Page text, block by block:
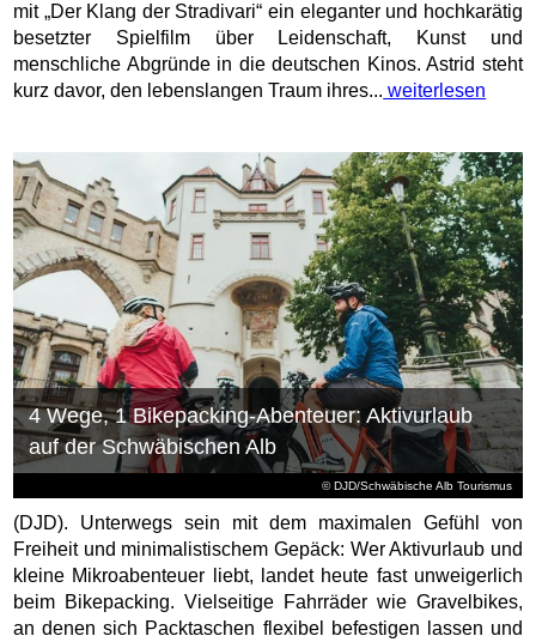
mit „Der Klang der Stradivari“ ein eleganter und hochkarätig
besetzter Spielfilm über Leidenschaft, Kunst und
menschliche Abgründe in die deutschen Kinos. Astrid steht
kurz davor, den lebenslangen Traum ihres... weiterlesen
© DJD/Schwäbische Alb Tourismus
4 Wege, 1 Bikepacking-Abenteuer: Aktivurlaub
auf der Schwäbischen Alb
(DJD). Unterwegs sein mit dem maximalen Gefühl von
Freiheit und minimalistischem Gepäck: Wer Aktivurlaub und
kleine Mikroabenteuer liebt, landet heute fast unweigerlich
beim Bikepacking. Vielseitige Fahrräder wie Gravelbikes,
an denen sich Packtaschen flexibel befestigen lassen und